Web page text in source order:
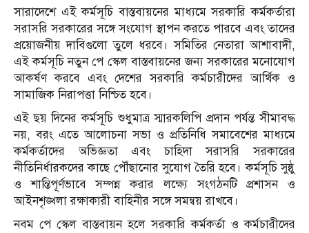
সারাদেশে এই কর্মসূচি বাস্তবায়নের মাধ্যমে সরকারি কর্মকর্তারা
সরাসরি সরকারের সঙ্গে সংযোগ স্থাপন করতে পারবে এবং তাদের
প্রয়োজনীয় দাবিগুলো তুলে ধরবে। সমিতির নেতারা আশাবাদী,
এই কর্মসূচি নতুন পে স্কেল বাস্তবায়নের জন্য সরকারের মনোযোগ
আকর্ষণ করবে এবং দেশের সরকারি কর্মচারীদের আর্থিক ও
সামাজিক নিরাপত্তা নিশ্চিত হবে।
এই ছয় দিনের কর্মসূচি শুধুমাত্র স্মারকলিপি প্রদান পর্যন্ত সীমাবদ্ধ
নয়, বরং এতে আলোচনা সভা ও প্রতিনিধি সমাবেশের মাধ্যমে
কর্মকর্তাদের অভিজ্ঞতা এবং চাহিদা সরাসরি সরকারের
নীতিনির্ধারকদের কাছে পৌঁছানোর সুযোগ তৈরি হবে। কর্মসূচি সুষ্ঠু
ও শান্তিপূর্ণভাবে সম্পন্ন করার লক্ষ্যে সংগঠনটি প্রশাসন ও
আইনশৃঙ্খলা রক্ষাকারী বাহিনীর সঙ্গে সমন্বয় রাখবে।
নবম পে স্কেল বাস্তবায়ন হলে সরকারি কর্মকর্তা ও কর্মচারীদের